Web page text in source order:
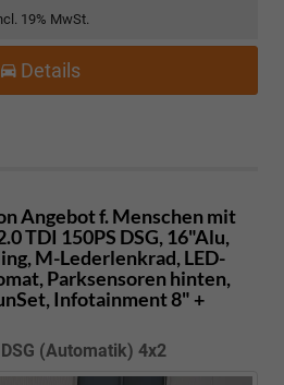
19% MwSt.
Details
drucken
Angebot f. Menschen mit
TDI 150PS DSG, 16"Alu,
M-Lederlenkrad, LED-
Parksensoren hinten,
Infotainment 8" +
(Automatik) 4x2